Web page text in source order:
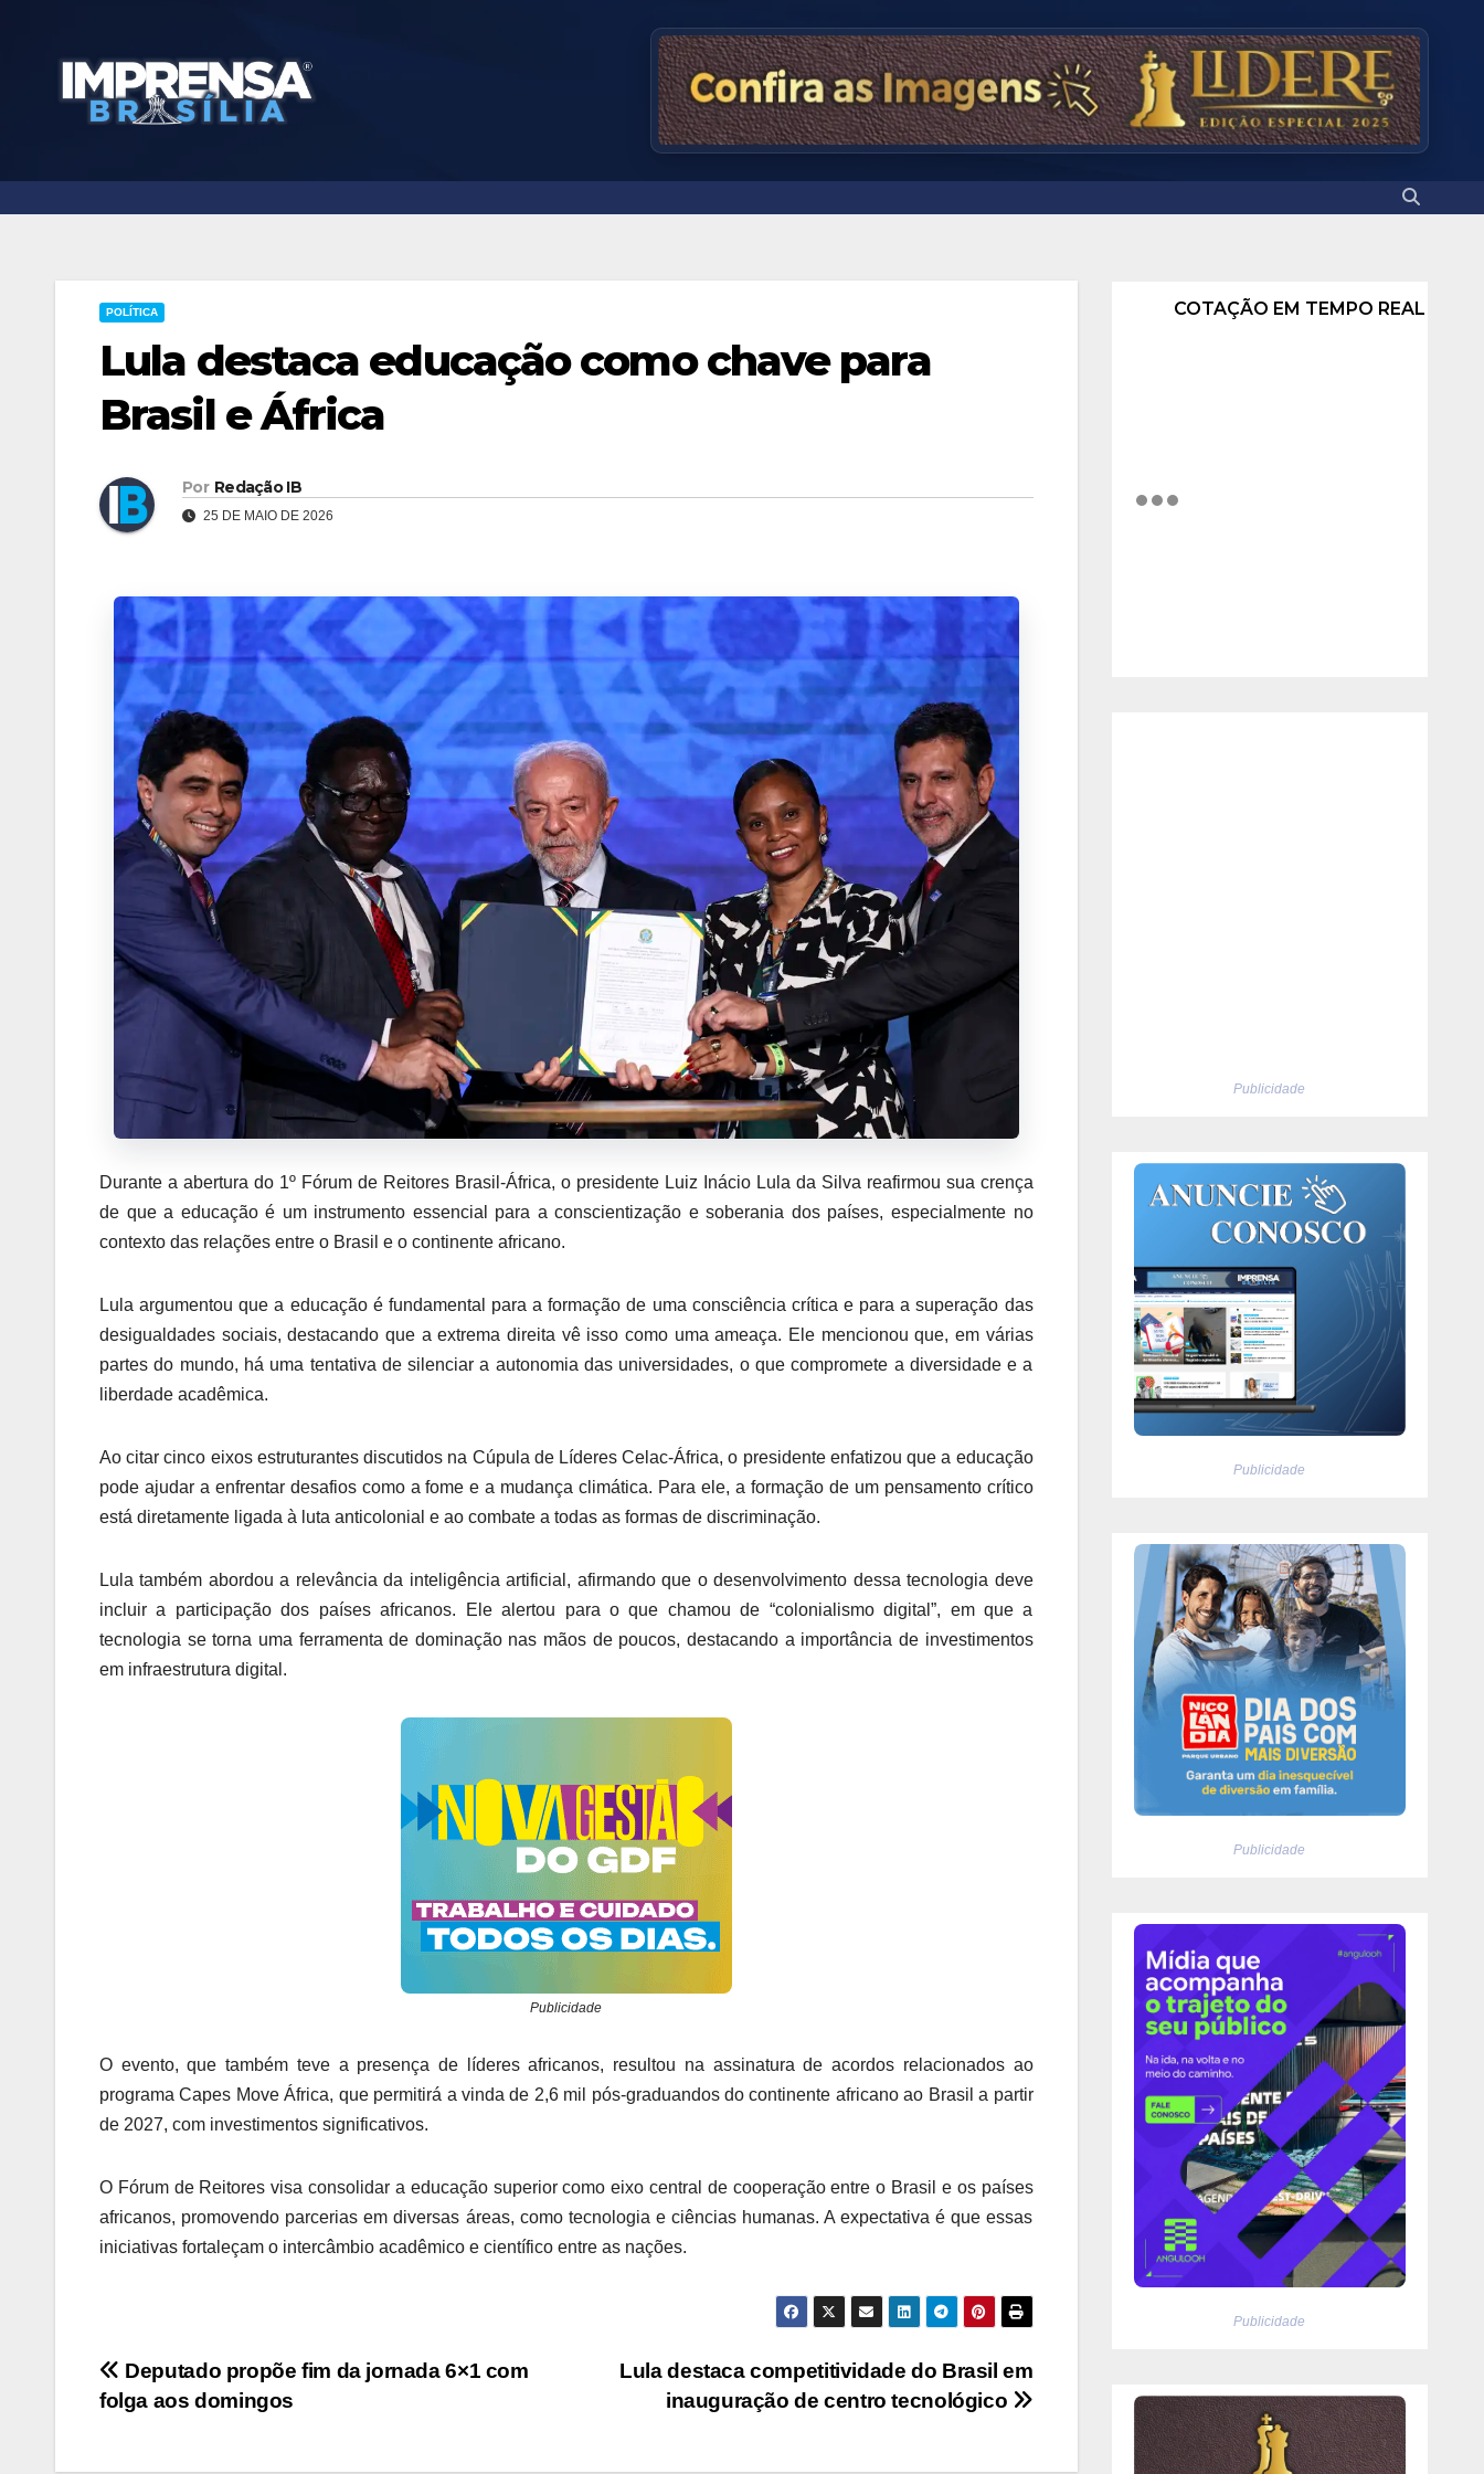
POLÍTICA
Lula destaca educação como chave para
Brasil e África
Por Redação IB
25 DE MAIO DE 2026
Durante a abertura do 1º Fórum de Reitores Brasil-África, o presidente Luiz Inácio Lula da Silva reafirmou sua crença
de que a educação é um instrumento essencial para a conscientização e soberania dos países, especialmente no
contexto das relações entre o Brasil e o continente africano.
Lula argumentou que a educação é fundamental para a formação de uma consciência crítica e para a superação das
desigualdades sociais, destacando que a extrema direita vê isso como uma ameaça. Ele mencionou que, em várias
partes do mundo, há uma tentativa de silenciar a autonomia das universidades, o que compromete a diversidade e a
liberdade acadêmica.
Ao citar cinco eixos estruturantes discutidos na Cúpula de Líderes Celac-África, o presidente enfatizou que a educação
pode ajudar a enfrentar desafios como a fome e a mudança climática. Para ele, a formação de um pensamento crítico
está diretamente ligada à luta anticolonial e ao combate a todas as formas de discriminação.
Lula também abordou a relevância da inteligência artificial, afirmando que o desenvolvimento dessa tecnologia deve
incluir a participação dos países africanos. Ele alertou para o que chamou de “colonialismo digital”, em que a
tecnologia se torna uma ferramenta de dominação nas mãos de poucos, destacando a importância de investimentos
em infraestrutura digital.
Publicidade
O evento, que também teve a presença de líderes africanos, resultou na assinatura de acordos relacionados ao
programa Capes Move África, que permitirá a vinda de 2,6 mil pós-graduandos do continente africano ao Brasil a partir
de 2027, com investimentos significativos.
O Fórum de Reitores visa consolidar a educação superior como eixo central de cooperação entre o Brasil e os países
africanos, promovendo parcerias em diversas áreas, como tecnologia e ciências humanas. A expectativa é que essas
iniciativas fortaleçam o intercâmbio acadêmico e científico entre as nações.
Navegação
de
Lula destaca competitividade do Brasil em
inauguração de centro tecnológico
Deputado propõe fim da jornada 6×1 com
folga aos domingos
COTAÇÃO EM TEMPO REAL
Publicidade
Publicidade
Publicidade
Publicidade